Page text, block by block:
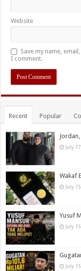
Website
Save my name,
I comment.
Recent Popular
July
Wakaf
July
Yusuf
July
July